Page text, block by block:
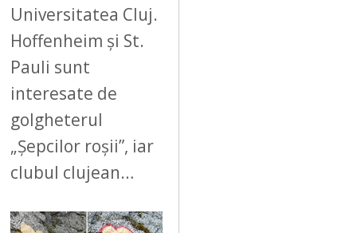
Universitatea Cluj.
Hoffenheim și St.
Pauli sunt
interesate de
golgheterul
„Șepcilor roșii”, iar
clubul clujean…